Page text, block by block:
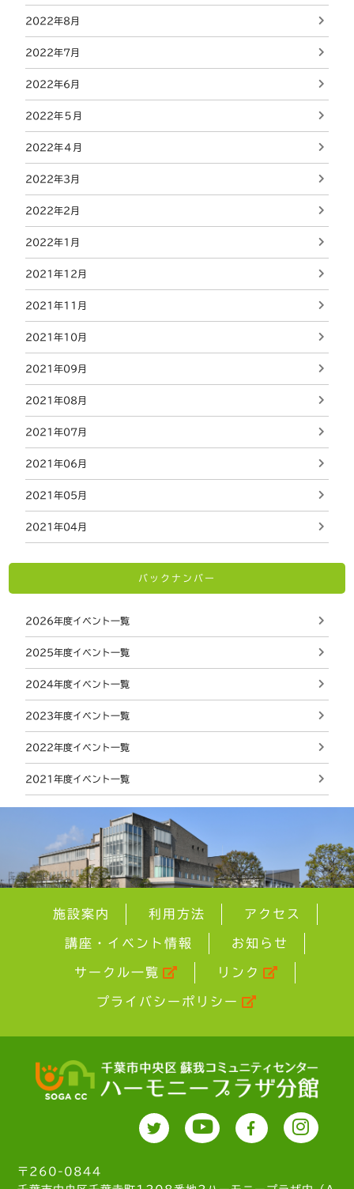
2022年8月
2022年7月
2022年6月
2022年５月
2022年４月
2022年3月
2022年2月
2022年1月
2021年12月
2021年11月
2021年10月
2021年09月
2021年08月
2021年07月
2021年06月
2021年05月
2021年04月
バックナンバー
2026年度イベント一覧
2025年度イベント一覧
2024年度イベント一覧
2023年度イベント一覧
2022年度イベント一覧
2021年度イベント一覧
施設案内 利用方法 アクセス
講座・イベント情報 お知らせ
サークル一覧 リンク
プライバシーポリシー
〒260-0844